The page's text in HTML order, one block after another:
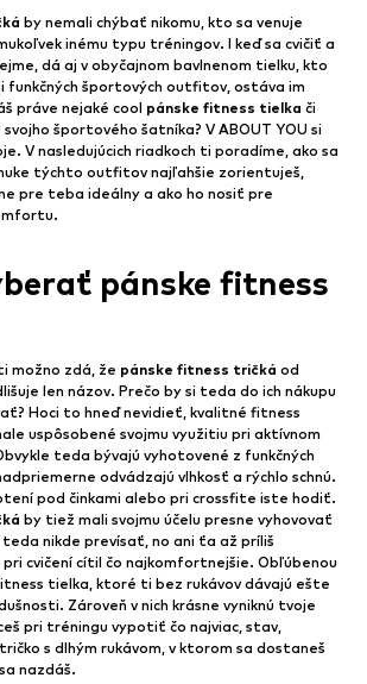
by nemali chýbať nikomu, kto sa venuje
inému typu tréningov. I keď sa cvičiť a
dá aj v obyčajnom bavlnenom tielku, kto
funkčných športových outfitov, ostáva im
práve nejaké cool pánske fitness tielka či
športového šatníka? V ABOUT YOU si
V nasledujúcich riadkoch ti poradíme, ako sa
týchto outfitov najľahšie zorientuješ,
pre teba ideálny a ako ho nosiť pre
pánske fitness
možno zdá, že pánske fitness tričká od
len názov. Prečo by si teda do ich nákupu
Hoci to hneď nevidieť, kvalitné fitness
uspôsobené svojmu využitiu pri aktívnom
teda bývajú vyhotovené z funkčných
odvádzajú vlhkosť a rýchlo schnú.
pod činkami alebo pri crossfite iste hodiť.
by tiež mali svojmu účelu presne vyhovovať
nikde prevísať, no ani ťa až príliš
cvičení cítil čo najkomfortnejšie. Obľúbenou
tielka, ktoré ti bez rukávov dávajú ešte
Zároveň v nich krásne vyniknú tvoje
pri tréningu vypotiť čo najviac, stav,
s dlhým rukávom, v ktorom sa dostaneš
nazdáš.